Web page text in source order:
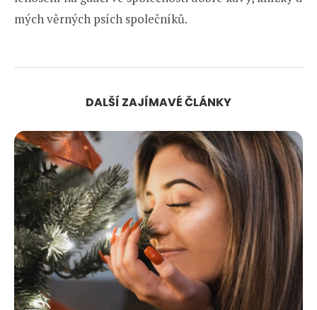
mých věrných psích společníků.
DALŠÍ ZAJÍMAVÉ ČLÁNKY